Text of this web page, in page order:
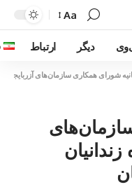
Aa
دیگر ارتباط
شورای همکاری سازمان‌های آزربایجان